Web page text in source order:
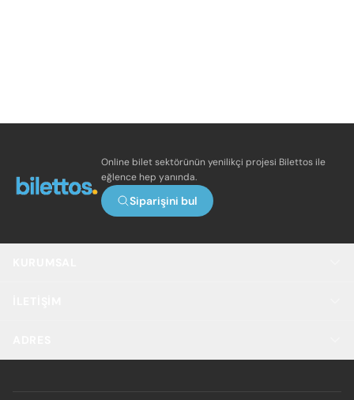
Online bilet sektörünün yenilikçi projesi Bilettos ile
eğlence hep yanında.
Siparişini bul